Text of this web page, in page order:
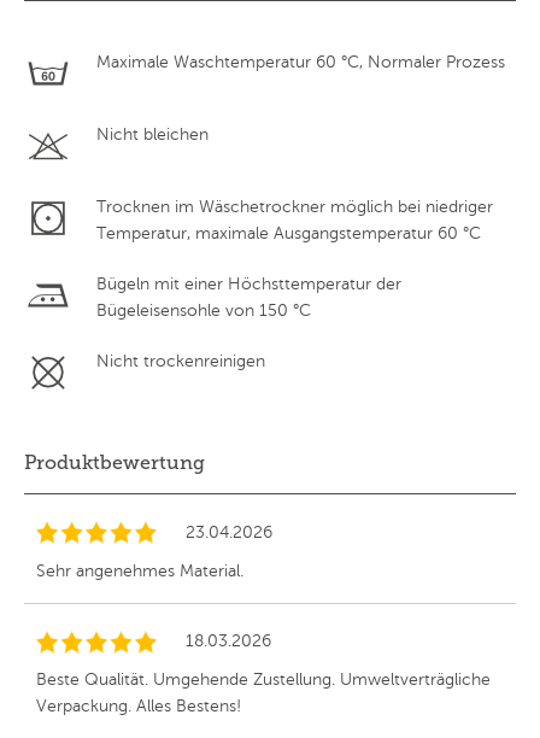
Maximale Waschtemperatur 60 °C, Normaler Prozess
Nicht bleichen
Trocknen im Wäschetrockner möglich bei niedriger
Temperatur, maximale Ausgangstemperatur 60 °C
Bügeln mit einer Höchsttemperatur der
Bügeleisensohle von 150 °C
Nicht trockenreinigen
Produktbewertung
23.04.2026
Sehr angenehmes Material.
18.03.2026
Beste Qualität. Umgehende Zustellung. Umweltverträgliche
Verpackung. Alles Bestens!